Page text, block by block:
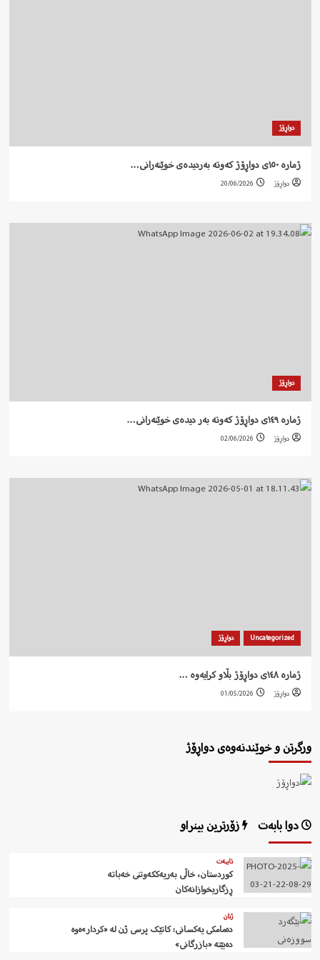
دواڕۆژ
ژمارە ١٥٠ی دواڕۆژ کەوتە بەردیدەی خوێنەرانی…
دواڕۆژ 20/06/2026
دواڕۆژ
ژمارە ١٤٩ی دواڕۆژ کەوتە بەر دیدەی خوێنەرانی…
دواڕۆژ 02/06/2026
Uncategorized دواڕۆژ
ژمارە ١٤٨ی دواڕۆژ بڵاو کرایەوە …
دواڕۆژ 01/05/2026
ورگرتن و خوێندنەوەی دواڕۆژ
دوا بابەت زۆرترین بینراو
تایبەت
کوردستان، خاڵی بەریەککەوتنی خەباتە
ڕزگاریخوازانەکان
ژنان
دەمامکی یەکسانی: کاتێک پرسی ژن لە «کردار»ەوە
دەبێتە «بازرگانی»